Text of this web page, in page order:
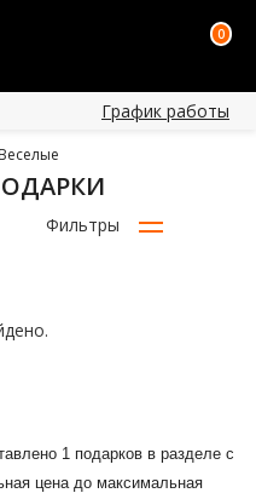
0
График работы
Веселые
Фильтры
1 подарков в разделе с
цена до максимальная